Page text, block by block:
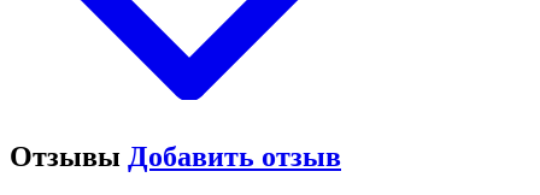
Отзывы Добавить отзыв